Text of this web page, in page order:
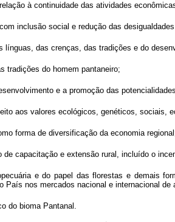
à continuidade das atividades
inclusão social e redução das
das crenças, das tradições e do
tradições do homem pantaneiro;
e a promoção das
aos valores ecológicos, genéticos,
forma de diversificação da economia
capacitação e extensão rural, incluído o
e do papel das florestas e demais
País nos mercados nacional e internacional de
do bioma Pantanal.